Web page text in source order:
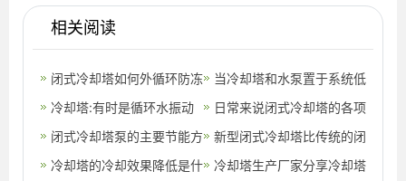
相关阅读
闭式冷却塔如何外循环防冻
当冷却塔和水泵置于系统低
点时，需注意哪些？,50t冷
却塔配多大
冷却塔:有时是循环水振动
造成的
日常来说闭式冷却塔的各项
维护难度并不大
闭式冷却塔泵的主要节能方
法,闭式冷却塔厂家排名
新型闭式冷却塔比传统的闭
式冷却塔优点在哪里,闭式
冷却塔的冷却效果降低是什
冷却塔生产厂家分享冷却塔